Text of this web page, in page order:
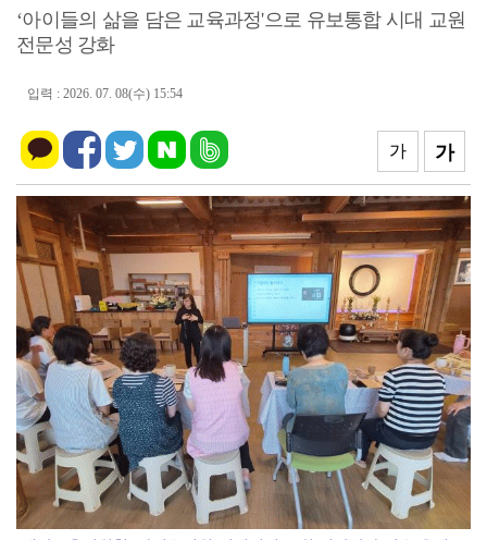
나주시 치매안심센터, '폭염 비상' 환자 안전관리 강화
함평군 함평읍, '폭염 비상' 경로당 어르신 건강·안전...
목포시, 노인 목욕·이용비 지원 '바우처 카드' 202...
‘아이들의 삶을 담은 교육과정'으로 유보통합 시대 교원
전문성 강화
입력 : 2026. 07. 08(수) 15:54
가
가